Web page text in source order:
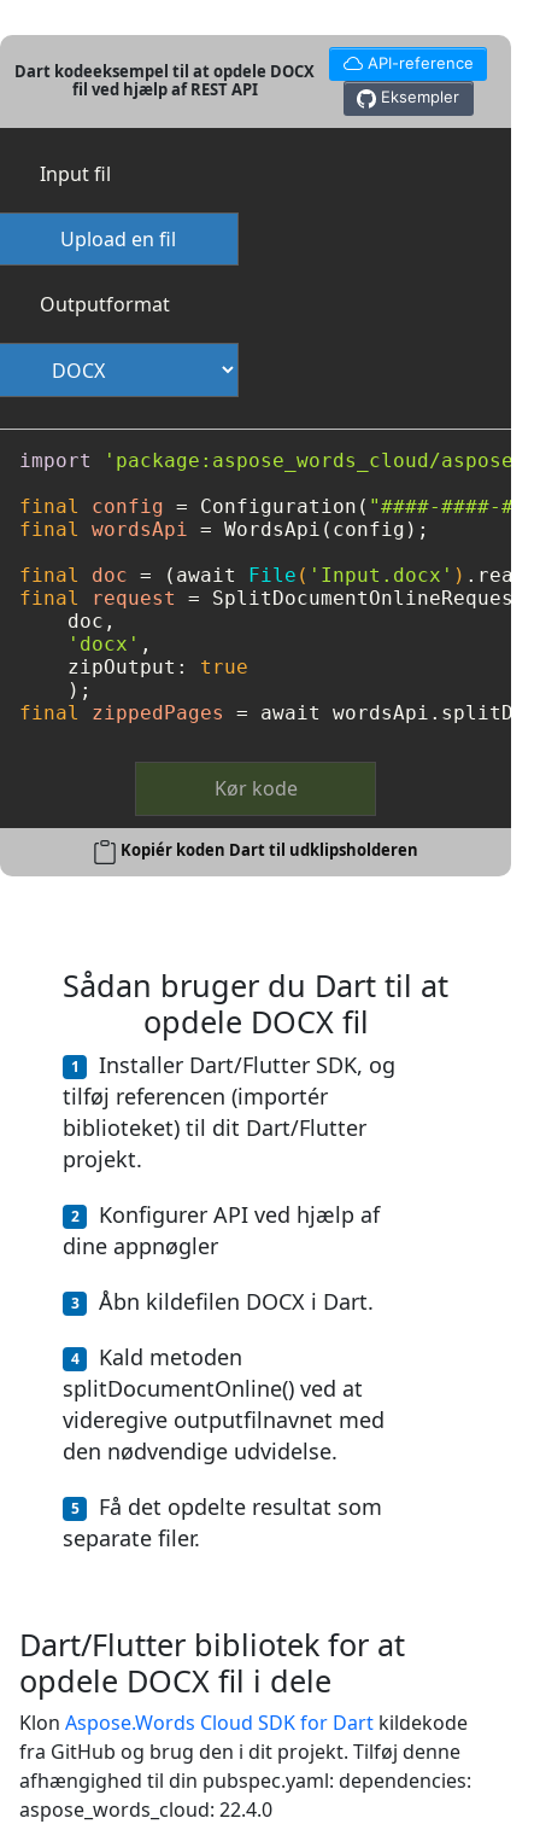
Dart kodeeksempel til at opdele DOCX
fil ved hjælp af REST API
API-reference
Eksempler
Input fil
Upload en fil
Outputformat
import
'package:aspose_words_cloud/
final
config = Configuration( "####-####-
final
wordsApi = WordsApi(config);
final
doc = (await File ( 'Input.docx' )
final
request = SplitDocumentOnlineRequest(
    doc,
'docx' ,
    zipOutput:
true
final
zippedPages = await
Kør kode
Kopiér koden Dart til udklipsholderen
Sådan bruger du Dart til at
opdele DOCX fil
Installer Dart/Flutter SDK, og
tilføj referencen (importér
biblioteket) til dit Dart/Flutter
projekt.
Konfigurer API ved hjælp af
dine appnøgler
Åbn kildefilen DOCX i Dart.
Kald metoden
splitDocumentOnline() ved at
videregive outputfilnavnet med
den nødvendige udvidelse.
Få det opdelte resultat som
separate filer.
Dart/Flutter bibliotek for at
opdele DOCX fil i dele
Klon Aspose.Words Cloud SDK for Dart kildekode
fra GitHub og brug den i dit projekt. Tilføj denne
afhængighed til din pubspec.yaml: dependencies:
aspose_words_cloud: 22.4.0